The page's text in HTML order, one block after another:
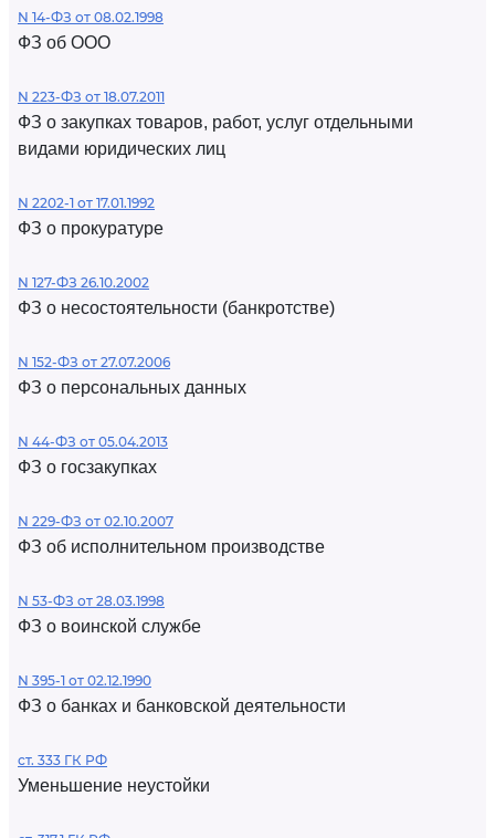
N 14-ФЗ от 08.02.1998
ФЗ об ООО
N 223-ФЗ от 18.07.2011
ФЗ о закупках товаров, работ, услуг отдельными
видами юридических лиц
N 2202-1 от 17.01.1992
ФЗ о прокуратуре
N 127-ФЗ 26.10.2002
ФЗ о несостоятельности (банкротстве)
N 152-ФЗ от 27.07.2006
ФЗ о персональных данных
N 44-ФЗ от 05.04.2013
ФЗ о госзакупках
N 229-ФЗ от 02.10.2007
ФЗ об исполнительном производстве
N 53-ФЗ от 28.03.1998
ФЗ о воинской службе
N 395-1 от 02.12.1990
ФЗ о банках и банковской деятельности
ст. 333 ГК РФ
Уменьшение неустойки